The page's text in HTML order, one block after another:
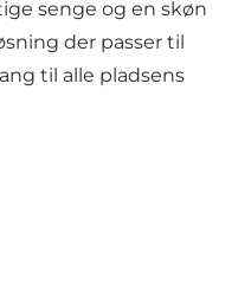
senge og en skøn
der passer til
til alle pladsens